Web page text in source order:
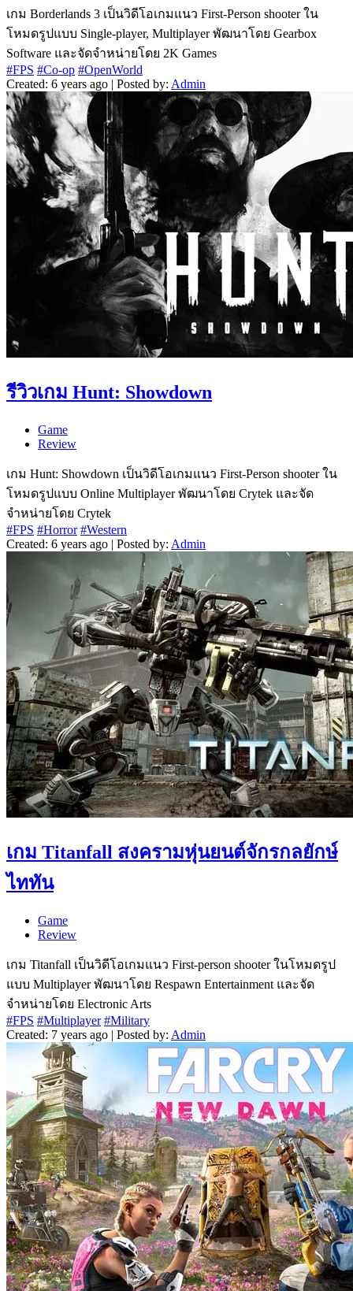
เกม Borderlands 3 เป็นวิดีโอเกมแนว First-Person shooter ใน
โหมดรูปแบบ Single-player, Multiplayer พัฒนาโดย Gearbox
Software และจัดจำหน่ายโดย 2K Games
#FPS #Co-op #OpenWorld
Created: 6 years ago | Posted by: Admin
รีวิวเกม Hunt: Showdown
Game
Review
เกม Hunt: Showdown เป็นวิดีโอเกมแนว First-Person shooter ใน
โหมดรูปแบบ Online Multiplayer พัฒนาโดย Crytek และจัด
จำหน่ายโดย Crytek
#FPS #Horror #Western
Created: 6 years ago | Posted by: Admin
เกม Titanfall สงครามหุ่นยนต์จักรกลยักษ์
ไททัน
Game
Review
เกม Titanfall เป็นวิดีโอเกมแนว First-person shooter ในโหมดรูป
แบบ Multiplayer พัฒนาโดย Respawn Entertainment และจัด
จำหน่ายโดย Electronic Arts
#FPS #Multiplayer #Military
Created: 7 years ago | Posted by: Admin